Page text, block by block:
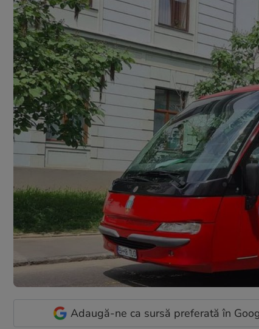
Adaugă-ne ca sursă preferată în